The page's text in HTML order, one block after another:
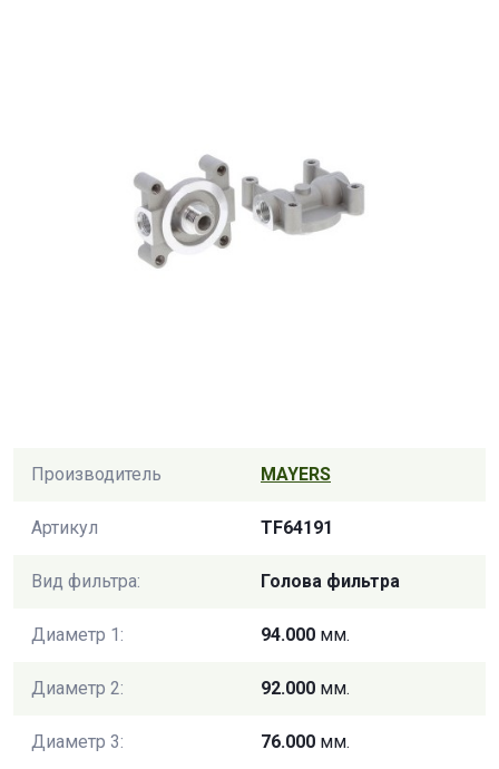
Производитель MAYERS
Артикул TF64191
Вид фильтра: Голова фильтра
Диаметр 1: 94.000 мм.
Диаметр 2: 92.000 мм.
Диаметр 3: 76.000 мм.